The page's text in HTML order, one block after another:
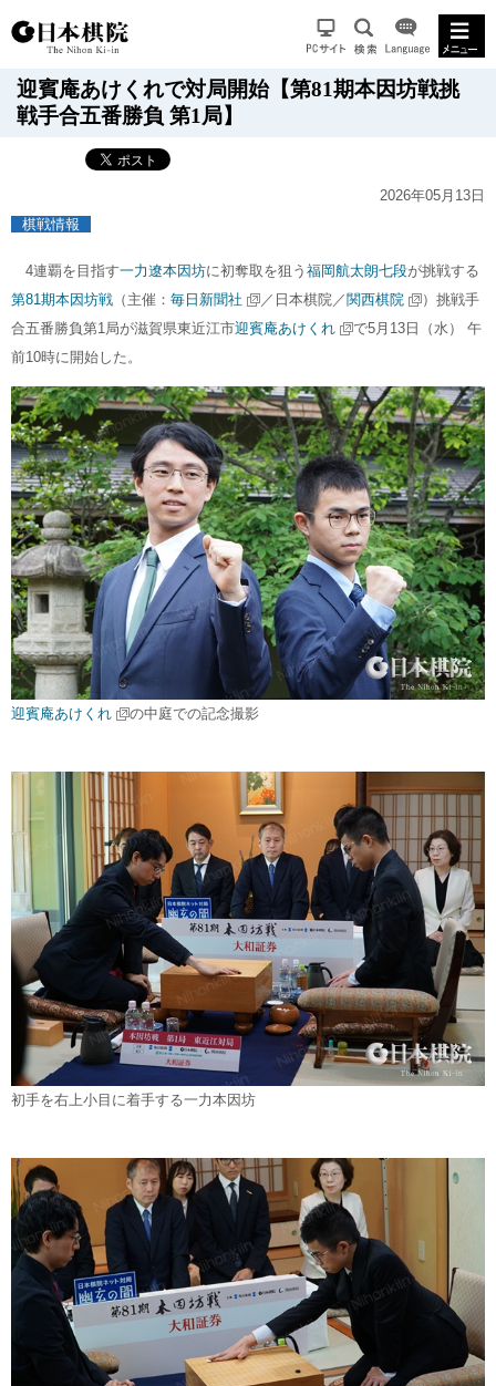
迎賓庵あけくれで対局開始【第81期本因坊戦挑
戦手合五番勝負 第1局】
2026年05月13日
棋戦情報
4連覇を目指す一力遼本因坊に初奪取を狙う 福岡航太朗七段が挑戦する
第81期本因坊戦 （主催： 毎日新聞社 ／日本棋院／関西棋院
）挑戦手
合五番勝負第1局が滋賀県東近江市迎賓庵あけくれ で5月13日（水） 午
前10時に開始した。
迎賓庵あけくれ の中庭での記念撮影
初手を右上小目に着手する一力本因坊